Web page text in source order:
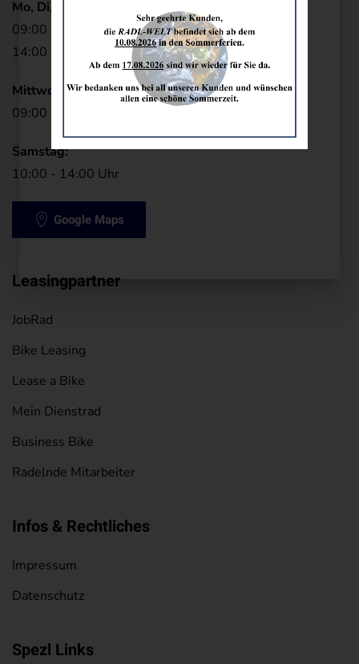
Mo, Di, Do, Fr.:
09:00 - 12:30 Uhr
14:00 - 19:00 Uhr
Mittwoch:
09:00 - 13:00 Uhr
Samstag:
10:00 - 14:00 Uhr
Google Maps
Leasingpartner
JobRad
Bike Leasing
Lease a Bike
Mein Dienstrad
Business Bike
Radelnde Mitarbeiter
Infos & Rechtliches
Impressum
Datenschutz
Spezl Links